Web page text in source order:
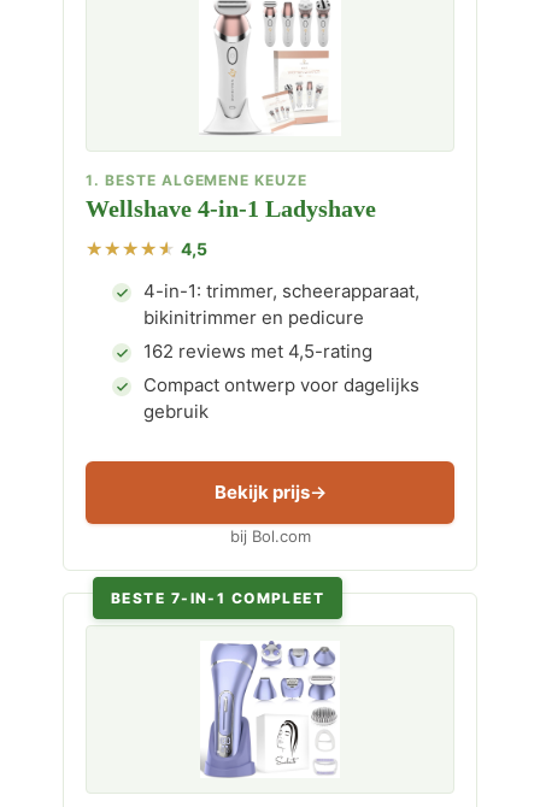
1. BESTE ALGEMENE KEUZE
Wellshave 4-in-1 Ladyshave
4,5
4-in-1: trimmer, scheerapparaat,
bikinitrimmer en pedicure
162 reviews met 4,5-rating
Compact ontwerp voor dagelijks
gebruik
Bekijk prijs
bij Bol.com
BESTE 7-IN-1 COMPLEET